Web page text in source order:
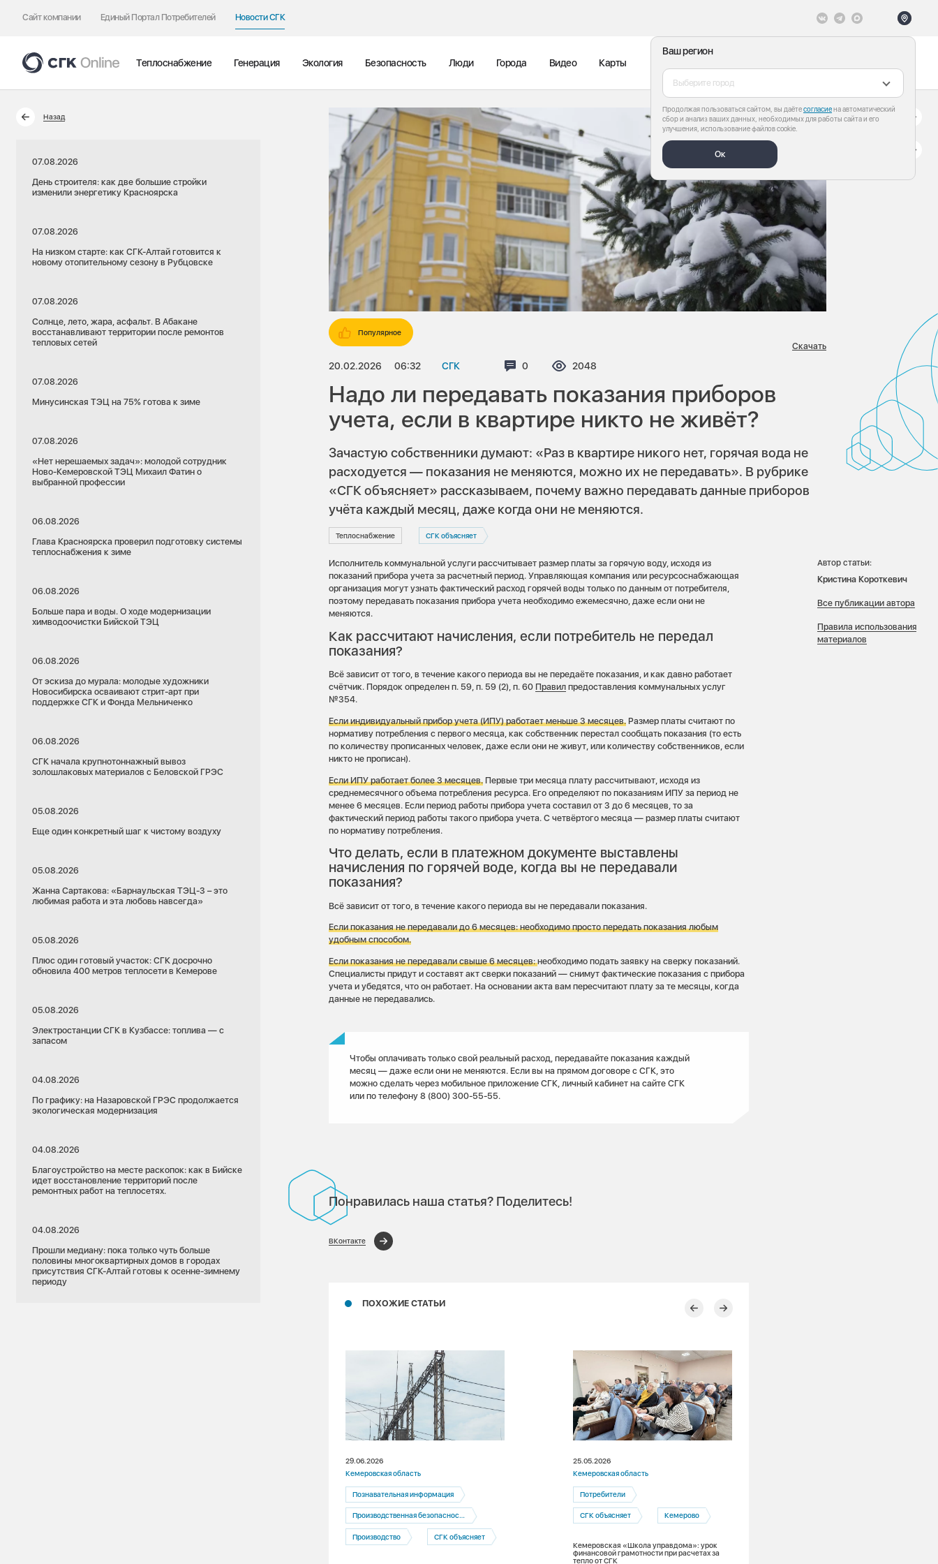
Сайт компании Единый Портал Потребителей Новости СГК
Ваш регион
Выберите город
Продолжая пользоваться сайтом, вы даётесогласиена автоматический
сбор и анализ ваших данных, необходимых для работы сайта и его
улучшения, использование файлов cookie.
Ок
Теплоснабжение Генерация Экология Безопасность Люди Города Видео Карты
Назад
07.08.2026
День строителя: как две большие стройки
изменили энергетику Красноярска
07.08.2026
На низком старте: как СГК-Алтай готовится к
новому отопительному сезону в Рубцовске
07.08.2026
Солнце, лето, жара, асфальт. В Абакане
восстанавливают территории после ремонтов
тепловых сетей
07.08.2026
Минусинская ТЭЦ на 75% готова к зиме
07.08.2026
«Нет нерешаемых задач»: молодой сотрудник
Ново-Кемеровской ТЭЦ Михаил Фатин о
выбранной профессии
06.08.2026
Глава Красноярска проверил подготовку системы
теплоснабжения к зиме
06.08.2026
Больше пара и воды. О ходе модернизации
химводоочистки Бийской ТЭЦ
06.08.2026
От эскиза до мурала: молодые художники
Новосибирска осваивают стрит-арт при
поддержке СГК и Фонда Мельниченко
06.08.2026
СГК начала крупнотоннажный вывоз
золошлаковых материалов с Беловской ГРЭС
05.08.2026
Еще один конкретный шаг к чистому воздуху
05.08.2026
Жанна Сартакова: «Барнаульская ТЭЦ-3 – это
любимая работа и эта любовь навсегда»
05.08.2026
Плюс один готовый участок: СГК досрочно
обновила 400 метров теплосети в Кемерове
05.08.2026
Электростанции СГК в Кузбассе: топлива — с
запасом
04.08.2026
По графику: на Назаровской ГРЭС продолжается
экологическая модернизация
04.08.2026
Благоустройство на месте раскопок: как в Бийске
идет восстановление территорий после
ремонтных работ на теплосетях.
04.08.2026
Прошли медиану: пока только чуть больше
половины многоквартирных домов в городах
присутствия СГК-Алтай готовы к осенне-зимнему
периоду
Популярное
20.02.2026 06:32 СГК Комментариев:
0 Просмотров:
2048
Скачать
Надо ли передавать показания приборов
учета, если в квартире никто не живёт?
Зачастую собственники думают: «Раз в квартире никого нет, горячая вода не
расходуется — показания не меняются, можно их не передавать». В рубрике
«СГК объясняет» рассказываем, почему важно передавать данные приборов
учёта каждый месяц, даже когда они не меняются.
Теплоснабжение СГК объясняет
Исполнитель коммунальной услуги рассчитывает размер платы за горячую воду, исходя из
показаний прибора учета за расчетный период. Управляющая компания или ресурсоснабжающая
организация могут узнать фактический расход горячей воды только по данным от потребителя,
поэтому передавать показания прибора учета необходимо ежемесячно, даже если они не
меняются.
Как рассчитают начисления, если потребитель не передал
показания?
Всё зависит от того, в течение какого периода вы не передаёте показания, и как давно работает
счётчик. Порядок определен п. 59, п. 59 (2), п. 60 Правил предоставления коммунальных услуг
№354.
Если индивидуальный прибор учета (ИПУ) работает меньше 3 месяцев. Размер платы считают по
нормативу потребления с первого месяца, как собственник перестал сообщать показания (то есть
по количеству прописанных человек, даже если они не живут, или количеству собственников, если
никто не прописан).
Если ИПУ работает более 3 месяцев. Первые три месяца плату рассчитывают, исходя из
среднемесячного объема потребления ресурса. Его определяют по показаниям ИПУ за период не
менее 6 месяцев. Если период работы прибора учета составил от 3 до 6 месяцев, то за
фактический период работы такого прибора учета. С четвёртого месяца — размер платы считают
по нормативу потребления.
Что делать, если в платежном документе выставлены
начисления по горячей воде, когда вы не передавали
показания?
Всё зависит от того, в течение какого периода вы не передавали показания.
Если показания не передавали до 6 месяцев: необходимо просто передать показания любым
удобным способом.
Если показания не передавали свыше 6 месяцев:необходимо подать заявку на сверку показаний.
Специалисты придут и составят акт сверки показаний — снимут фактические показания с прибора
учета и убедятся, что он работает. На основании акта вам пересчитают плату за те месяцы, когда
данные не передавались.
Чтобы оплачивать только свой реальный расход, передавайте показания каждый
месяц — даже если они не меняются. Если вы на прямом договоре с СГК, это
можно сделать через мобильное приложение СГК, личный кабинет на сайте СГК
или по телефону 8 (800) 300-55-55.
Понравилась наша статья? Поделитесь!
ВКонтакте
ПОХОЖИЕ СТАТЬИ
29.06.2026
Кемеровская область
Познавательная информация
Производственная безопасность
Производство СГК объясняет
25.05.2026
Кемеровская область
Потребители
СГК объясняет Кемерово
Кемеровская «Школа управдома»: урок
финансовой грамотности при расчетах за
тепло от СГК
Автор статьи:
Кристина Короткевич
Все публикации автора
Правила использования
материалов